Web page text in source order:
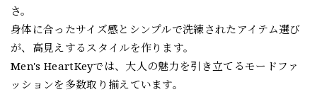
さ。
身体に合ったサイズ感とシンプルで洗練されたアイテム選び
が、高見えするスタイルを作ります。
Men's HeartKeyでは、大人の魅力を引き立てるモードファ
ッションを多数取り揃えています。